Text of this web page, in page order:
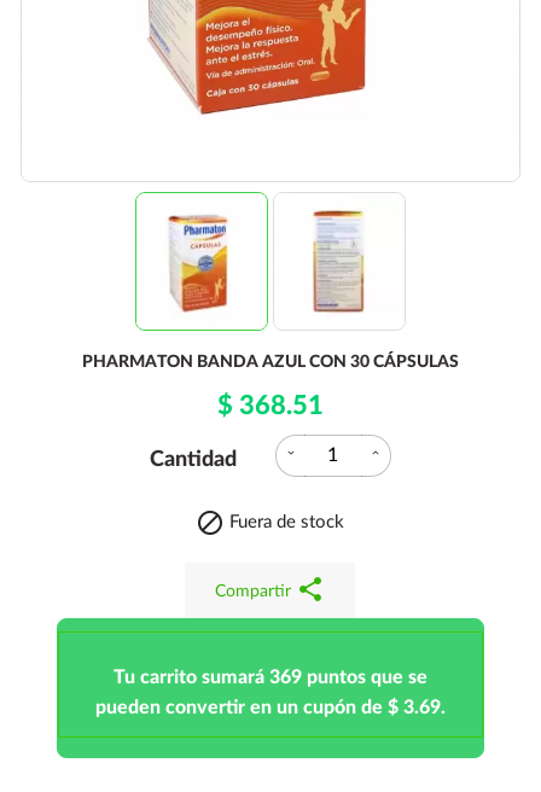
PHARMATON BANDA AZUL CON 30 CÁPSULAS
$ 368.51
Cantidad expand_more expand_less
 Fuera de stock
Compartir share
Tu carrito sumará 369 puntos que se
pueden convertir en un cupón de $ 3.69.